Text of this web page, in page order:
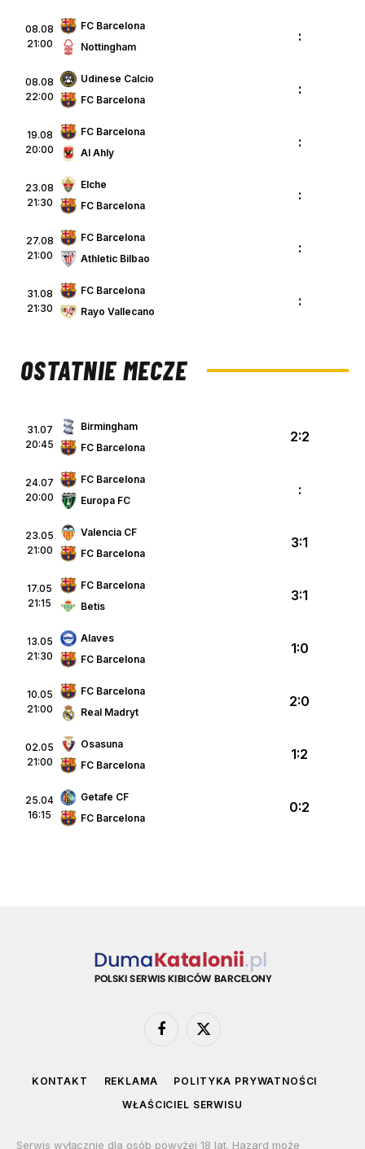
08.08
21:00
FC Barcelona
Nottingham
:
08.08
22:00
Udinese Calcio
FC Barcelona
:
19.08
20:00
FC Barcelona
Al Ahly
:
23.08
21:30
Elche
FC Barcelona
:
27.08
21:00
FC Barcelona
Athletic Bilbao
:
31.08
21:30
FC Barcelona
Rayo Vallecano
:
OSTATNIE MECZE
31.07
20:45
Birmingham
FC Barcelona
2:2
24.07
20:00
FC Barcelona
Europa FC
:
23.05
21:00
Valencia CF
FC Barcelona
3:1
17.05
21:15
FC Barcelona
Betis
3:1
13.05
21:30
Alaves
FC Barcelona
1:0
10.05
21:00
FC Barcelona
Real Madryt
2:0
02.05
21:00
Osasuna
FC Barcelona
1:2
25.04
16:15
Getafe CF
FC Barcelona
0:2
Facebook
X
KONTAKT REKLAMA
POLITYKA PRYWATNOŚCI
WŁAŚCICIEL SERWISU
Serwis wyłącznie dla osób powyżej 18 lat. Hazard może